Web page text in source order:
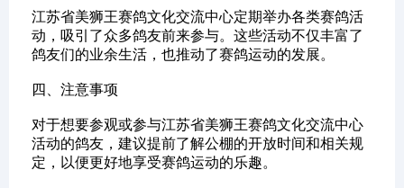
江苏省美狮王赛鸽文化交流中心定期举办各类赛鸽活
动，吸引了众多鸽友前来参与。这些活动不仅丰富了
鸽友们的业余生活，也推动了赛鸽运动的发展。
‌四、注意事项‌
对于想要参观或参与江苏省美狮王赛鸽文化交流中心
活动的鸽友，建议提前了解公棚的开放时间和相关规
定，以便更好地享受赛鸽运动的乐趣。